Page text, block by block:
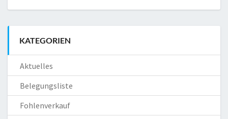
KATEGORIEN
Aktuelles
Belegungsliste
Fohlenverkauf